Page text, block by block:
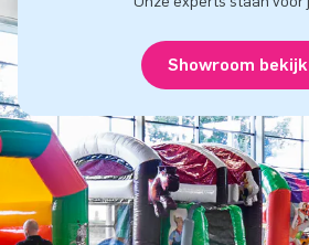
Showroom